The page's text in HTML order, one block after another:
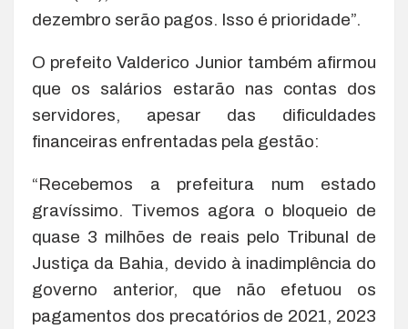
dezembro serão pagos. Isso é prioridade”.
O prefeito Valderico Junior também afirmou
que os salários estarão nas contas dos
servidores, apesar das dificuldades
financeiras enfrentadas pela gestão:
“Recebemos a prefeitura num estado
gravíssimo. Tivemos agora o bloqueio de
quase 3 milhões de reais pelo Tribunal de
Justiça da Bahia, devido à inadimplência do
governo anterior, que não efetuou os
pagamentos dos precatórios de 2021, 2023